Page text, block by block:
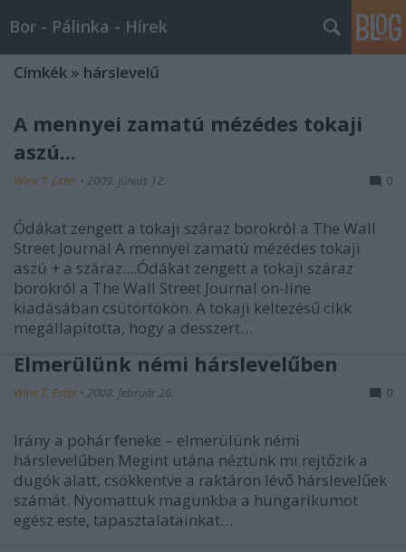
Bor - Pálinka - Hírek
Címkék » hárslevelű
A mennyei zamatú mézédes tokaji
aszú...
Wine T. Ester • 2009. június 12. 0
Ódákat zengett a tokaji száraz borokról a The Wall
Street Journal A mennyei zamatú mézédes tokaji
aszú + a száraz....Ódákat zengett a tokaji száraz
borokról a The Wall Street Journal on-line
kiadásában csütörtökön. A tokaji keltezésű cikk
megállapította, hogy a desszert…
Elmerülünk némi hárslevelűben
Wine T. Ester • 2008. február 26. 0
Irány a pohár feneke – elmerülünk némi
hárslevelűben Megint utána néztünk mi rejtőzik a
dugók alatt, csökkentve a raktáron lévő hárslevelűek
számát. Nyomattuk magunkba a hungarikumot
egész este, tapasztalatainkat…